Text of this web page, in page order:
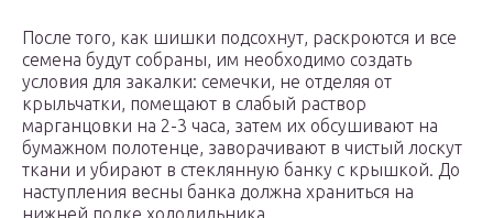
После того, как шишки подсохнут, раскроются и все
семена будут собраны, им необходимо создать
условия для закалки: семечки, не отделяя от
крыльчатки, помещают в слабый раствор
марганцовки на 2-3 часа, затем их обсушивают на
бумажном полотенце, заворачивают в чистый лоскут
ткани и убирают в стеклянную банку с крышкой. До
наступления весны банка должна храниться на
нижней полке холодильника.